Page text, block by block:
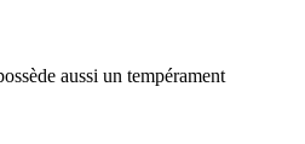
aussi un tempérament